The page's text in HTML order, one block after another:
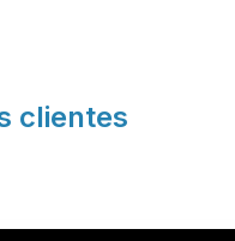
clientes